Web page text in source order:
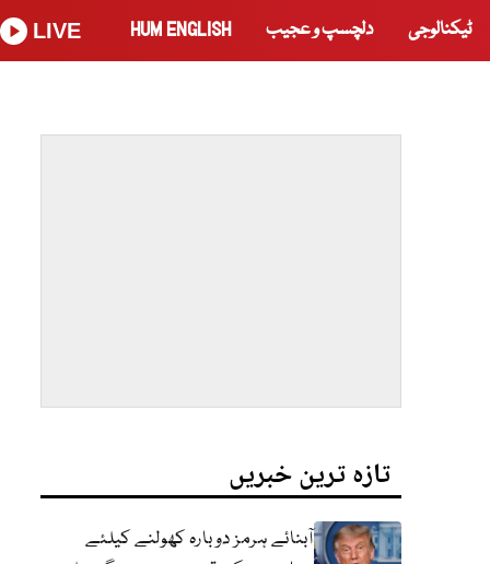
ٹیکنالوجی دلچسپ و عجیب HUM ENGLISH
LIVE
تازہ ترین خبریں
آبنائے ہرمز دوبارہ کھولنے کیلئے